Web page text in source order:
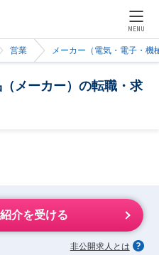
MENU
営業 メーカー（電気・電子・機
メーカー）の転職・求
介を受ける
非公開求人とは